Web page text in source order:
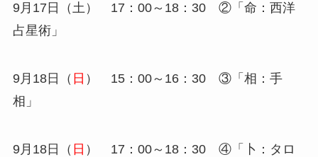
9月17日（土） 17：00～18：30 ②「命：西洋
占星術」
9月18日（ 日 ） 15：00～16：30 ③「相：手
相」
9月18日（ 日 ） 17：00～18：30 ④「卜：タロ